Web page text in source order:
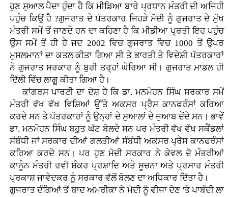
ਹੁਣ ਸੁਆਲ ਪੈਦਾ ਹੁੰਦਾ ਹੈ ਕਿ ਮੀਡਿਆ ਬਾਰੇ ਪ੍ਰਧਾਨ ਮੰਤਰੀ ਦੀ ਅਜਿਹੀ
ਪਹੁੰਚ ਕਿਉਂ ਹੈ ?ਗੁਜਰਾਤ ਦੇ ਪੱਤਰਕਾਰ ਜਿਹੜੇ ਮੋਦੀ ਨੂੰ ਗੁਜਰਾਤ ਦੇ ਮੁੱਖ
ਮੰਤਰੀ ਸਮੇਂ ਤੋਂ ਜਾਣਦੇ ਹਨ ਦਾ ਕਹਿਣਾ ਹੈ ਕਿ ਮੀਡੀਆ ਪ੍ਰਤੀ ਇਹ ਪਹੁੰਚ
ਉਸ ਸਮੇਂ ਤੋਂ ਹੀ ਹੈ ਜਦ 2002 ਵਿਚ ਗੁਜਰਾਤ ਵਿਚ 1000 ਤੋਂ ਉਪਰ
ਮੁਸਲਮਾਨਾਂ ਦਾ ਕਤਲ ਕੀਤਾ ਗਿਆ ਸੀ ਤੇ ਭਾਰਤੀ ਤੇ ਵਿਦੇਸ਼ੀ ਪੱਤਰਕਾਰਾਂ
ਨੇ ਗੁਜਰਾਤ ਸਰਕਾਰ ਨੂੰ ਬੁਰੀ ਤਰ੍ਹਾਂ ਘੇਰਿਆ ਸੀ। ਗੁਜਰਾਤ ਮਾਡਲ ਹੀ
ਦਿੱਲੀ ਵਿੱਚ ਲਾਗੂ ਕੀਤਾ ਗਿਆ ਹੈ।
ਕਾਂਗਰਸ ਪਾਰਟੀ ਦਾ ਦੋਸ਼ ਹੈ ਕਿ ਡਾ. ਮਨਮੋਹਨ ਸਿੰਘ ਸਰਕਾਰ ਸਮੇਂ
ਮੰਤਰੀ ਵੱਖ ਵੱਖ ਵਿਸ਼ਿਆਂ ਉੱਤੇ ਅਕਸਰ ਪ੍ਰੈਸ ਕਾਨਫਰੰਸਾਂ ਕਰਿਆ
ਕਰਦੇ ਸਨ ਤੇ ਪੱਤਰਕਾਰਾਂ ਨੂੰ ਉਨ੍ਹਾਂ ਦੇ ਸੁਆਲਾਂ ਦੇ ਜੁਆਬ ਦੇਂਦੇ ਸਨ। ਭਾਵੇਂ
ਡਾ. ਮਨਮੋਹਨ ਸਿੰਘ ਬਹੁਤ ਘੱਟ ਬੋਲਦੇ ਸਨ ਪਰ ਮੰਤਰੀ ਵੱਖ ਵੱਖ ਸਕੈਂਡਲਾਂ
ਸੰਬੰਧੀ ਜਾਂ ਸਰਕਾਰ ਦੀਆਂ ਗਲਤੀਆਂ ਸੰਬੰਧੀ ਅਕਸਰ ਪ੍ਰੈਸ ਕਾਨਫਰੰਸਾਂ
ਕਰਿਆ ਕਰਦੇ ਸਨ। ਪਰ ਹੁਣ ਮੋਦੀ ਸਰਕਾਰ ਨੇ ਕੇਵਲ ਦੋ ਮੰਤਰੀਆਂ
ਕਾਨੂੰਨ ਮੰਤਰੀ ਰਵੀ ਸ਼ੰਕਰ ਪ੍ਰਸ਼ਾਦਿ ਅਤੇ ਸੂਚਨਾ ਅਤੇ ਪ੍ਰਸਾਰ ਮੰਤਰੀ
ਪ੍ਰਕਾਸ਼ ਜਾਵੇਦਕਰ ਨੂੰ ਸਰਕਾਰ ਵੱਲੋਂ ਬੋਲਣ ਦਾ ਅਧਿਕਾਰ ਦਿੱਤਾ ਹੈ।
ਗੁਜਰਾਤ ਦੰਗਿਆਂ ਤੋਂ ਬਾਦ ਅਮਰੀਕਾ ਨੇ ਮੋਦੀ ਨੂੰ ਵੀਜਾ ਦੇਣ 'ਤੇ ਪਾਬੰਦੀ ਲਾ